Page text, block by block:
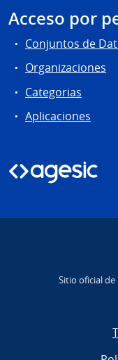
Acceso por
Conjuntos de
Organizaciones
Categorias
Aplicaciones
Sitio oficial